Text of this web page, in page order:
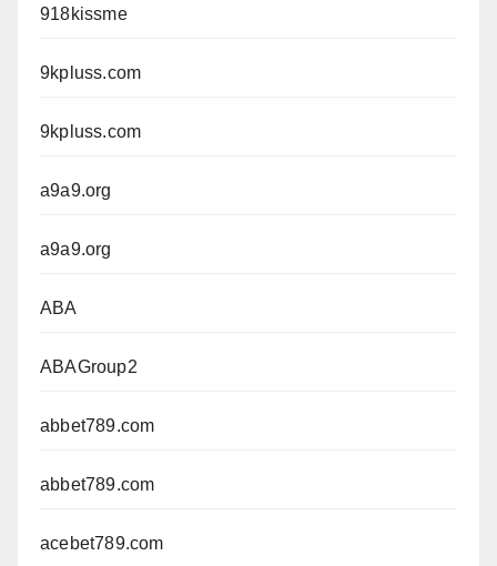
918kissme
9kpluss.com
9kpluss.com
a9a9.org
a9a9.org
ABA
ABAGroup2
abbet789.com
abbet789.com
acebet789.com